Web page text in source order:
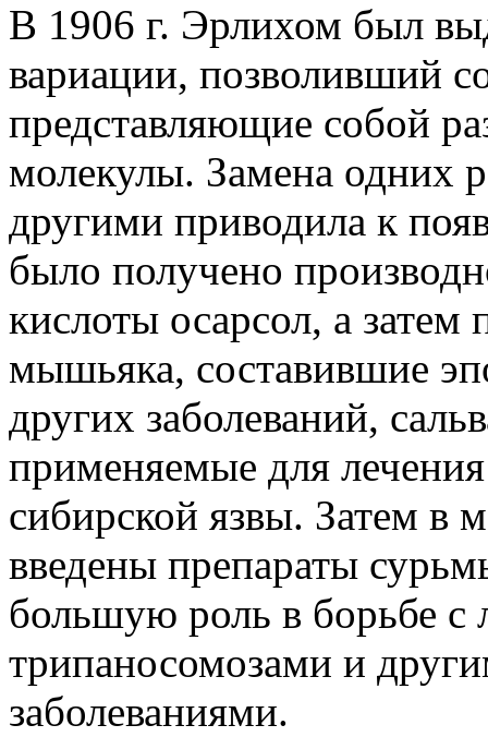
В 1906 г. Эрлихом был
вариации, позволивший
представляющие собой
молекулы. Замена одних
другими приводила к
было получено
кислоты осарсол, а затем
мышьяка, составившие
других заболеваний,
применяемые для
сибирской язвы. Затем в
введены препараты
большую роль в борьбе
трипаносомозами и
заболеваниями.